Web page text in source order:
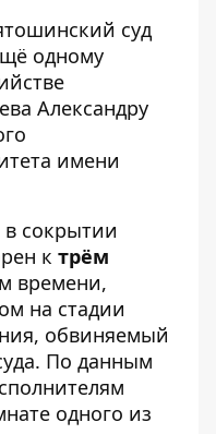
суд
одному
Александру
имени
сокрытии
к трём
времени,
на стадии
обвиняемый
По данным
одного из